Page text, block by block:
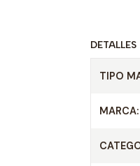
DETALLES
TIPO
MARCA: